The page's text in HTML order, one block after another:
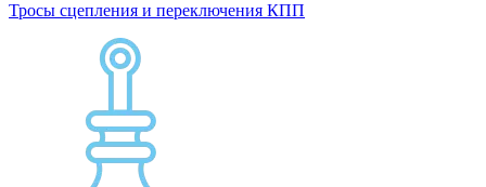
Тросы сцепления и переключения КПП